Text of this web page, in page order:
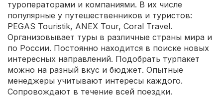
туроператорами и компаниями. В их числе
популярные у путешественников и туристов:
PEGAS Touristik, ANEX Tour, Coral Travel.
Организовывает туры в различные страны мира и
по России. Постоянно находится в поиске новых
интересных направлений. Подобрать турпакет
можно на разный вкус и бюджет. Опытные
менеджеры учитывают интересы каждого.
Сопровождают в течение всей поездки.